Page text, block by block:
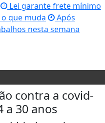
Lei garante frete mínimo
que muda
Após
nesta semana
contra a covid-
a 30 anos